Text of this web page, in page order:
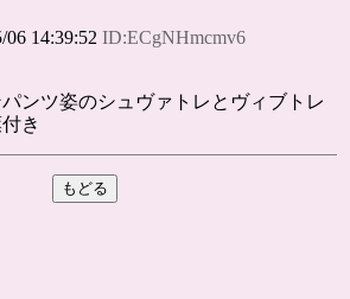
06 14:39:52ID:ECgNHmcmv6
ンツ姿のシュヴァトレとヴィブトレ
き